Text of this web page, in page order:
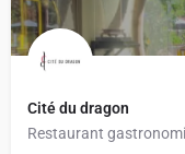
Cité du dragon
Restaurant